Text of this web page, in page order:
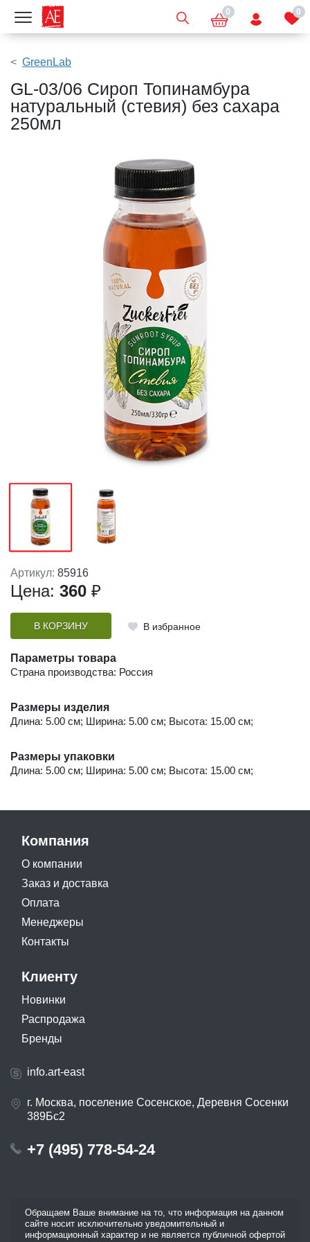
Показать меню 0 0
GreenLab
GL-03/06 Сироп Топинамбура
натуральный (стевия) без сахара
250мл
Артикул: 85916
Цена: 360 ₽
В КОРЗИНУ В избранное
Параметры товара
Страна производства: Россия
Размеры изделия
Длина: 5.00 см; Ширина: 5.00 см; Высота: 15.00 см;
Размеры упаковки
Длина: 5.00 см; Ширина: 5.00 см; Высота: 15.00 см;
Компания
О компании
Заказ и доставка
Оплата
Менеджеры
Контакты
Клиенту
Новинки
Распродажа
Бренды
info.art-east
г. Москва, поселение Сосенское, Деревня Сосенки
389Бс2
+7 (495) 778-54-24
Обращаем Ваше внимание на то, что информация на данном
сайте носит исключительно уведомительный и
информационный характер и не является публичной офертой